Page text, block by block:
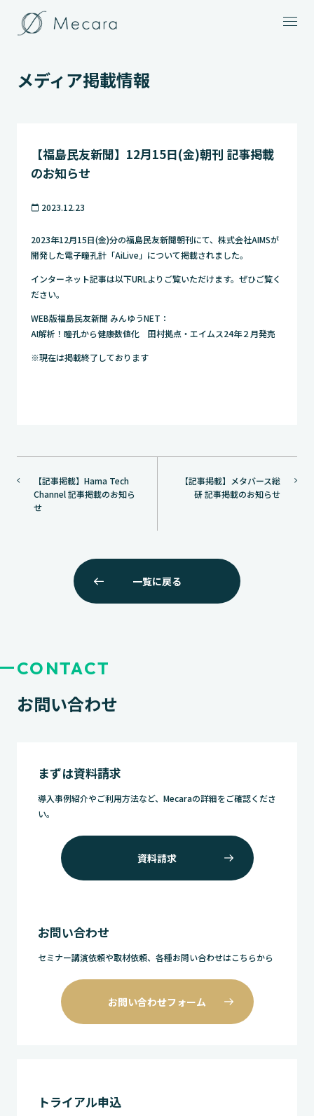
メディア掲載情報
【福島民友新聞】12月15日(金)朝刊 記事掲載
のお知らせ
calendar_today 2023.12.23
2023年12月15日(金)分の福島民友新聞朝刊にて、株式会社AIMSが
開発した電子瞳孔計「AiLive」について掲載されました。
インターネット記事は以下URLよりご覧いただけます。ぜひご覧く
ださい。
WEB版福島民友新聞 みんゆうNET：
AI解析！瞳孔から健康数値化 田村拠点・エイムス24年２月発売
※現在は掲載終了しております
稿
【記事掲載】メタバース総
研 記事掲載のお知らせ
【記事掲載】Hama Tech
Channel 記事掲載のお知ら
せ
一覧に戻る
CONTACT
お問い合わせ
まずは資料請求
導入事例紹介やご利用方法など、Mecaraの詳細をご確認くださ
い。
資料請求
お問い合わせ
セミナー講演依頼や取材依頼、各種お問い合わせはこちらから
お問い合わせフォーム
トライアル申込